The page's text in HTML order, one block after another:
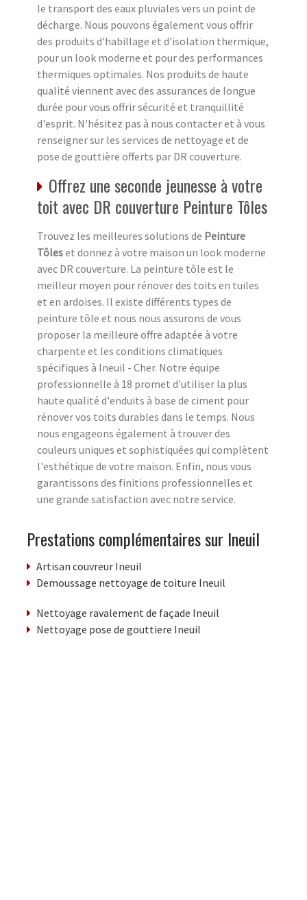
le transport des eaux pluviales vers un point de
décharge. Nous pouvons également vous offrir
des produits d'habillage et d'isolation thermique,
pour un look moderne et pour des performances
thermiques optimales. Nos produits de haute
qualité viennent avec des assurances de longue
durée pour vous offrir sécurité et tranquillité
d'esprit. N'hésitez pas à nous contacter et à vous
renseigner sur les services de nettoyage et de
pose de gouttière offerts par DR couverture.
Offrez une seconde jeunesse à votre
toit avec DR couverture Peinture Tôles
Trouvez les meilleures solutions de Peinture
Tôleset donnez à votre maison un look moderne
avec DR couverture. La peinture tôle est le
meilleur moyen pour rénover des toits en tuiles
et en ardoises. Il existe différents types de
peinture tôle et nous nous assurons de vous
proposer la meilleure offre adaptée à votre
charpente et les conditions climatiques
spécifiques à Ineuil - Cher. Notre équipe
professionnelle à 18 promet d'utiliser la plus
haute qualité d'enduits à base de ciment pour
rénover vos toits durables dans le temps. Nous
nous engageons également à trouver des
couleurs uniques et sophistiquées qui complètent
l'esthétique de votre maison. Enfin, nous vous
garantissons des finitions professionnelles et
une grande satisfaction avec notre service.
Prestations complémentaires sur Ineuil
Artisan couvreur Ineuil
Demoussage nettoyage de toiture Ineuil
Nettoyage ravalement de façade Ineuil
Nettoyage pose de gouttiere Ineuil